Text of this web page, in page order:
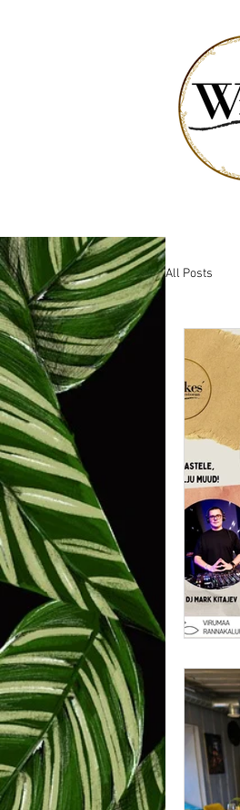
All Posts